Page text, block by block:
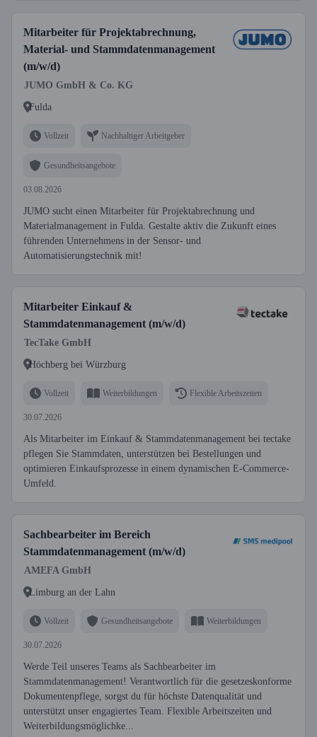
Mitarbeiter für Projektabrechnung,
Material- und Stammdatenmanagement
(m/w/d)
JUMO GmbH & Co. KG
Fulda
Vollzeit Nachhaltiger Arbeitgeber
Gesundheitsangebote
03.08.2026
JUMO sucht einen Mitarbeiter für Projektabrechnung und
Materialmanagement in Fulda. Gestalte aktiv die Zukunft eines
führenden Unternehmens in der Sensor- und
Automatisierungstechnik mit!
Mitarbeiter Einkauf &
Stammdatenmanagement (m/w/d)
TecTake GmbH
Höchberg bei Würzburg
Vollzeit Weiterbildungen Flexible Arbeitszeiten
30.07.2026
Als Mitarbeiter im Einkauf & Stammdatenmanagement bei tectake
pflegen Sie Stammdaten, unterstützen bei Bestellungen und
optimieren Einkaufsprozesse in einem dynamischen E-Commerce-
Umfeld.
Sachbearbeiter im Bereich
Stammdatenmanagement (m/w/d)
AMEFA GmbH
Limburg an der Lahn
Vollzeit Gesundheitsangebote Weiterbildungen
30.07.2026
Werde Teil unseres Teams als Sachbearbeiter im
Stammdatenmanagement! Verantwortlich für die gesetzeskonforme
Dokumentenpflege, sorgst du für höchste Datenqualität und
unterstützt unser engagiertes Team. Flexible Arbeitszeiten und
Weiterbildungsmöglichke...